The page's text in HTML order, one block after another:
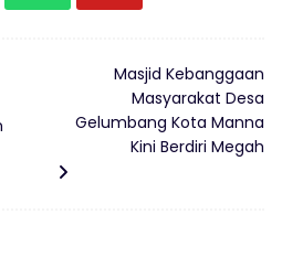
Masjid Kebanggaan
Masyarakat Desa
Gelumbang Kota Manna
Kini Berdiri Megah